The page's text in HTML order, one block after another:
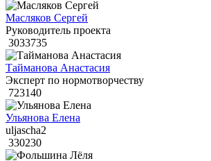
Масляков Сергей
Руководитель проекта
3033735
Тайманова Анастасия
Эксперт по нормотворчеству
723140
Ульянова Елена
uljascha2
330230